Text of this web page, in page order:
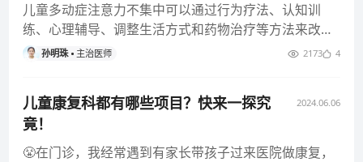
儿童多动症注意力不集中可以通过行为疗法、认知训
练、心理辅导、调整生活方式和药物治疗等方法来改
善，综合运用这些方法，有助于
孙明珠 主治医师 2173 4
儿童康复科都有哪些项目？快来一探究
竟！
2024.06.06
😤在门诊，我经常遇到有家长带孩子过来医院做康复，